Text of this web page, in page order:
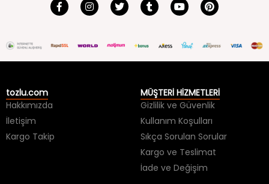
tozlu.com
Hakkımızda
İletişim
Kargo Takip
MÜŞTERİ HİZMETLERİ
Gizlilik ve Güvenlik
Kullanım Koşulları
Sıkça Sorulan Sorular
Kargo ve Teslimat
İade ve Değişim